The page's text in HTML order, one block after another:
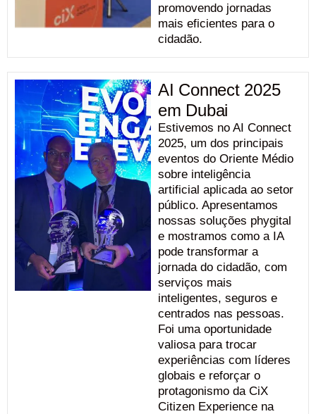
promovendo jornadas
mais eficientes para o
cidadão.
AI Connect 2025
em Dubai
Estivemos no AI Connect
2025, um dos principais
eventos do Oriente Médio
sobre inteligência
artificial aplicada ao setor
público. Apresentamos
nossas soluções phygital
e mostramos como a IA
pode transformar a
jornada do cidadão, com
serviços mais
inteligentes, seguros e
centrados nas pessoas.
Foi uma oportunidade
valiosa para trocar
experiências com líderes
globais e reforçar o
protagonismo da CiX
Citizen Experience na